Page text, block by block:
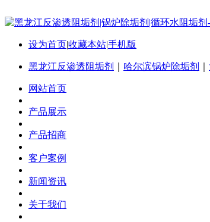
设为首页|收藏本站|手机版
黑龙江反渗透阻垢剂 哈尔滨锅炉除垢剂
网站首页
产品展示
产品招商
客户案例
新闻资讯
关于我们